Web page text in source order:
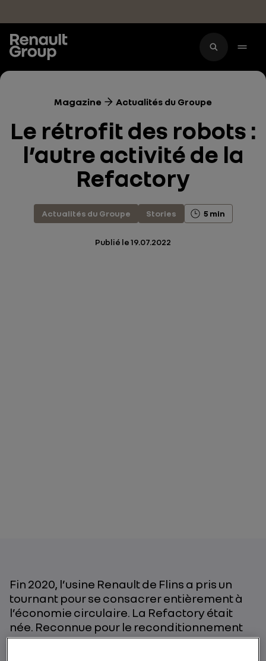
Magazine Actualités du Groupe
Le rétrofit des robots :
l’autre activité de la
Refactory
Actualités du Groupe Stories 5 min
Publié le19.07.2022
Fin 2020, l’usine Renault de Flins a pris un
tournant pour se consacrer entièrement à
l’économie circulaire. La Refactory était
née. Reconnue pour le reconditionnement
des véhicules d’occasion, elle s’inscrit dans